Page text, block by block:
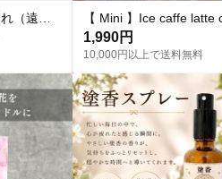
1,990円
10,000円以上で送料無料